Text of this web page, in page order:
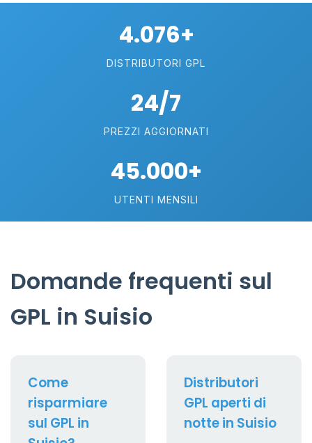
4.076+
DISTRIBUTORI GPL
24/7
PREZZI AGGIORNATI
45.000+
UTENTI MENSILI
Domande frequenti sul
GPL in Suisio
Come
risparmiare
sul GPL in
Distributori
GPL aperti di
notte in Suisio